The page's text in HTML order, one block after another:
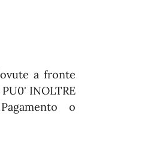
a fronte
INOLTRE
o